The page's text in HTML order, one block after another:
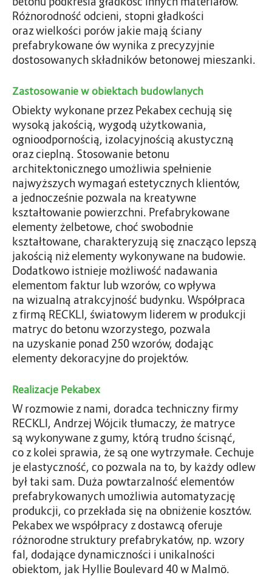
Różnorodność odcieni, stopni gładkości
oraz wielkości porów jakie mają ściany
prefabrykowane ów wynika z precyzyjnie
dostosowanych składników betonowej mieszanki.
Zastosowanie w obiektach budowlanych
Obiekty wykonane przez Pekabex cechują się
wysoką jakością, wygodą użytkowania,
ognioodpornością, izolacyjnością akustyczną
oraz cieplną. Stosowanie betonu
architektonicznego umożliwia spełnienie
najwyższych wymagań estetycznych klientów,
a jednocześnie pozwala na kreatywne
kształtowanie powierzchni. Prefabrykowane
elementy żelbetowe, choć swobodnie
kształtowane, charakteryzują się znacząco lepszą
jakością niż elementy wykonywane na budowie.
Dodatkowo istnieje możliwość nadawania
elementom faktur lub wzorów, co wpływa
na wizualną atrakcyjność budynku. Współpraca
z firmą RECKLI, światowym liderem w produkcji
matryc do betonu wzorzystego, pozwala
na uzyskanie ponad 250 wzorów, dodając
elementy dekoracyjne do projektów.
Realizacje Pekabex
W rozmowie z nami, doradca techniczny firmy
RECKLI, Andrzej Wójcik tłumaczy, że matryce
są wykonywane z gumy, którą trudno ścisnąć,
co z kolei sprawia, że są one wytrzymałe. Cechuje
je elastyczność, co pozwala na to, by każdy odlew
był taki sam. Duża powtarzalność elementów
prefabrykowanych umożliwia automatyzację
produkcji, co przekłada się na obniżenie kosztów.
Pekabex we współpracy z dostawcą oferuje
różnorodne struktury prefabrykatów, np. wzory
fal, dodające dynamiczności i unikalności
obiektom, jak Hyllie Boulevard 40 w Malmö.